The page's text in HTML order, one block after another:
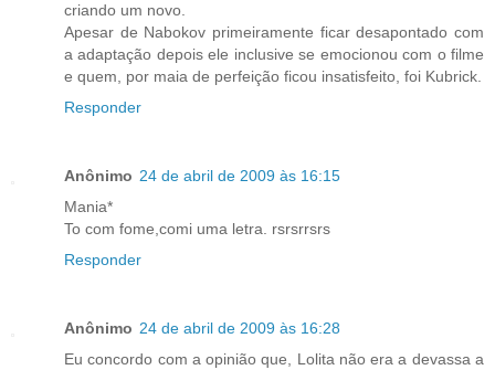
criando um novo.
Apesar de Nabokov primeiramente ficar desapontado com
a adaptação depois ele inclusive se emocionou com o filme
e quem, por maia de perfeição ficou insatisfeito, foi Kubrick.
Responder
Anônimo 24 de abril de 2009 às 16:15
Mania*
To com fome,comi uma letra. rsrsrrsrs
Responder
Anônimo 24 de abril de 2009 às 16:28
Eu concordo com a opinião que, Lolita não era a devassa a